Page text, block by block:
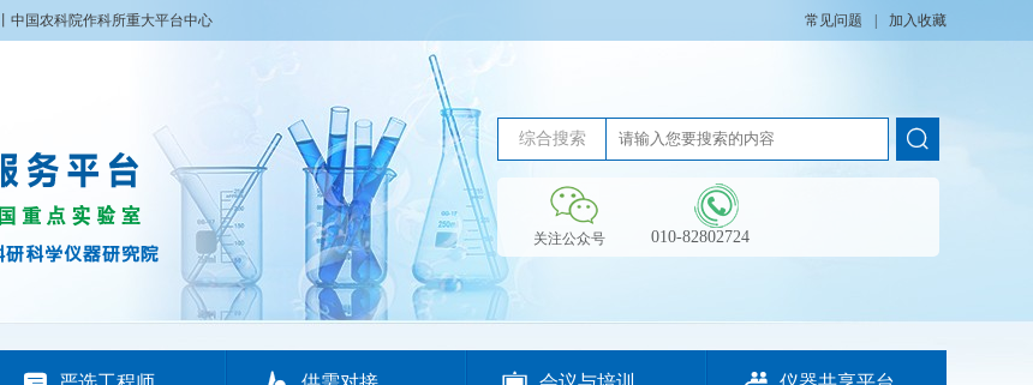
中国农科院作科所重大平台中心 常见问题 加入收藏
综合搜索
关注公众号 010-82802724